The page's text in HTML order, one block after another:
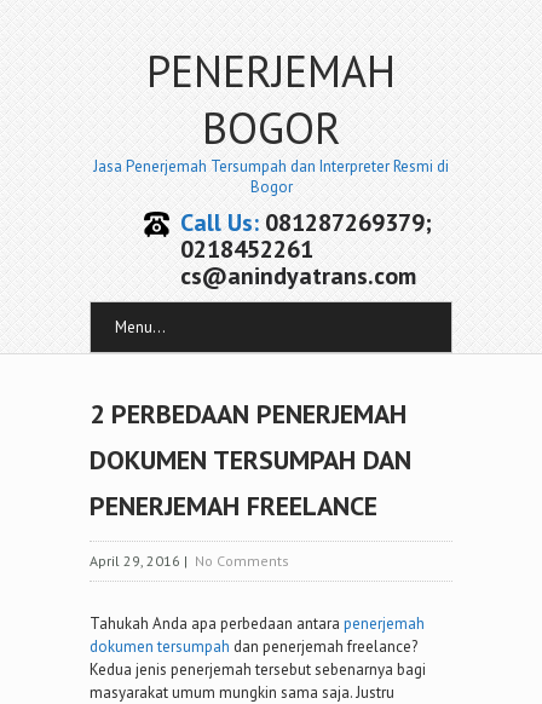
PENERJEMAH
BOGOR
Jasa Penerjemah Tersumpah dan Interpreter Resmi di
Bogor
Call Us:081287269379;
0218452261
cs@anindyatrans.com
Menu...
2 PERBEDAAN PENERJEMAH
DOKUMEN TERSUMPAH DAN
PENERJEMAH FREELANCE
April 29, 2016 | No Comments
Tahukah Anda apa perbedaan antara penerjemah
dokumen tersumpah dan penerjemah freelance?
Kedua jenis penerjemah tersebut sebenarnya bagi
masyarakat umum mungkin sama saja. Justru